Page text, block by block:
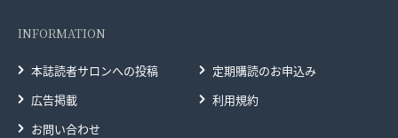
INFORMATION
本誌読者サロンへの投稿
定期購読のお申込み
広告掲載
利用規約
お問い合わせ